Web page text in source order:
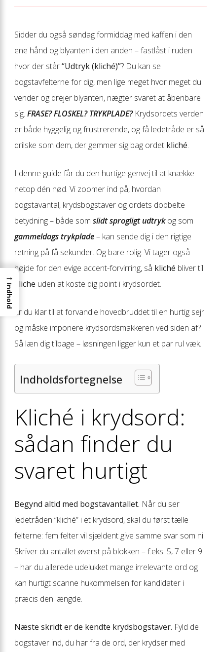
Sidder du også søndag formiddag med kaffen i den
ene hånd og blyanten i den anden – fastlåst i ruden
hvor der står“Udtryk (kliché)”? Du kan se
bogstavfelterne for dig, men lige meget hvor meget du
vender og drejer blyanten, nægter svaret at åbenbare
sig. FRASE? FLOSKEL? TRYKPLADE?Krydsordets verden
er både hyggelig og frustrerende, og få ledetråde er så
drilske som dem, der gemmer sig bag ordet kliché.
I denne guide får du den hurtige genvej til at knække
netop dén nød. Vi zoomer ind på, hvordan
bogstavantal, krydsbogstaver og ordets dobbelte
betydning – både som slidt sprogligt udtrykog som
gammeldags trykplade– kan sende dig i den rigtige
retning på få sekunder. Og bare rolig: Vi tager også
højde for den evige accent-forvirring, så kliché bliver til
kliche uden at koste dig point i krydsordet.
Er du klar til at forvandle hovedbruddet til en hurtig sejr
og måske imponere krydsordsmakkeren ved siden af?
Så læn dig tilbage – løsningen ligger kun et par rul væk.
Indholdsfortegnelse
Kliché i krydsord:
sådan finder du
svaret hurtigt
Begynd altid med bogstavantallet. Når du ser
ledetråden “kliché” i et krydsord, skal du først tælle
felterne: fem felter vil sjældent give samme svar som ni.
Skriver du antallet øverst på blokken – f.eks. 5, 7 eller 9
– har du allerede udelukket mange irrelevante ord og
kan hurtigt scanne hukommelsen for kandidater i
præcis den længde.
Næste skridt er de kendte krydsbogstaver. Fyld de
bogstaver ind, du har fra de ord, der krydser med
→
Indhold